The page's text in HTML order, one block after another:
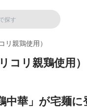
リ親鶏使用）
コリ親鶏使用）
華」が宅麺に